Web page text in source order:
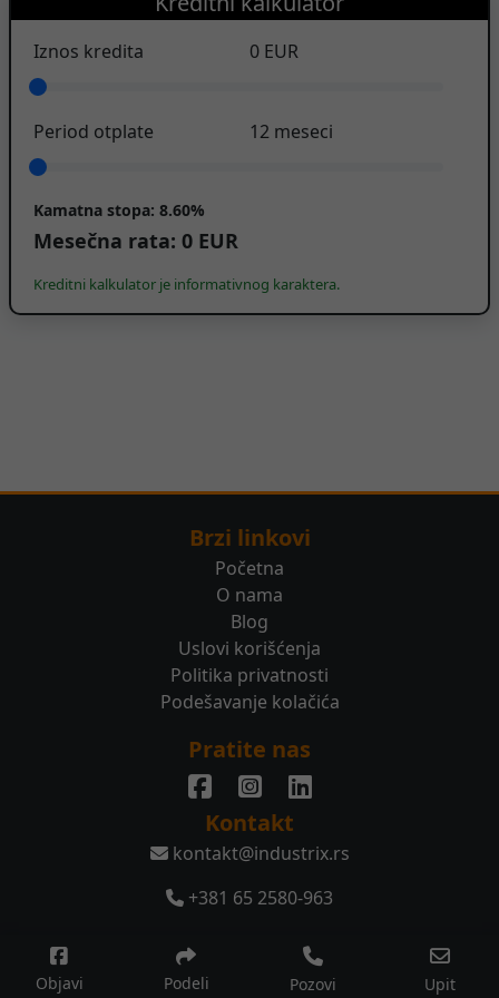
Objavi Podeli Pozovi Upit
Iznos kredita 0 EUR
Period otplate 12 meseci
Kamatna stopa: 8.60%
Mesečna rata: 0 EUR
Kreditni kalkulator je informativnog karaktera.
Brzi linkovi
Početna
O nama
Blog
Uslovi korišćenja
Politika privatnosti
Podešavanje kolačića
Pratite nas
Kontakt
kontakt@industrix.rs
+381 65 2580-963
© 2026 Sva prava zadržana.